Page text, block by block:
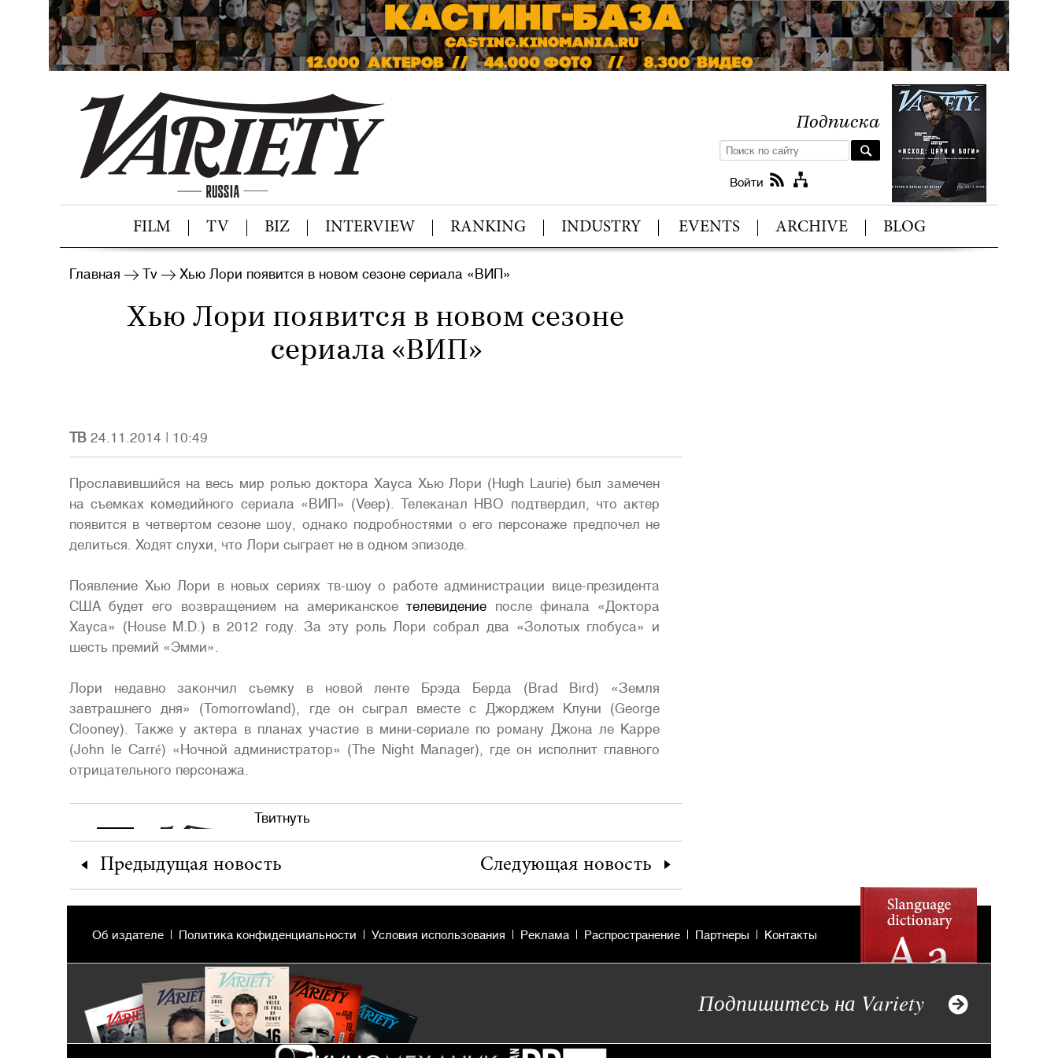
Подписка
Войти
FILM TV BIZ INTERVIEW RANKING INDUSTRY EVENTS ARCHIVE BLOG
Главная Tv Хью Лори появится в новом сезоне сериала «ВИП»
Хью Лори появится в новом сезоне
сериала «ВИП»
ТВ 24.11.2014 10:49
Прославившийся на весь мир ролью доктора Хауса Хью Лори (Hugh Laurie) был замечен
на съемках комедийного сериала «ВИП» (Veep). Телеканал HBO подтвердил, что актер
появится в четвертом сезоне шоу, однако подробностями о его персонаже предпочел не
делиться. Ходят слухи, что Лори сыграет не в одном эпизоде.
Появление Хью Лори в новых сериях тв-шоу о работе администрации вице-президента
США будет его возвращением на американскоетелевидение после финала «Доктора
Хауса» (House M.D.) в 2012 году. За эту роль Лори собрал два «Золотых глобуса» и
шесть премий «Эмми».
Лори недавно закончил съемку в новой ленте Брэда Берда (Brad Bird) «Земля
завтрашнего дня» (Tomorrowland), где он сыграл вместе с Джорджем Клуни (George
Clooney). Также у актера в планах участие в мини-сериале по роману Джона ле Карре
(John le Carré) «Ночной администратор» (The Night Manager), где он исполнит главного
отрицательного персонажа.
Твитнуть
Предыдущая новость Следующая новость
Об издателе Политика конфиденциальности Условия использования Реклама Распространение Партнеры Контакты
Подпишитесь на Variety